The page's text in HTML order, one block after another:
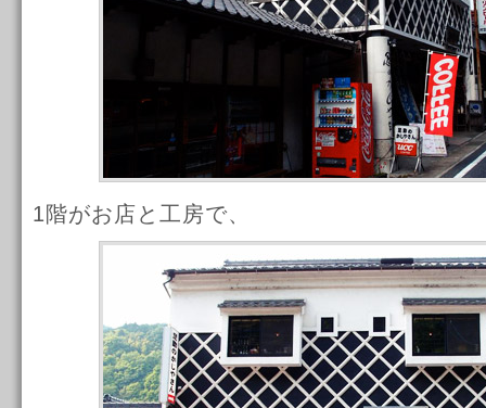
1階がお店と工房で、